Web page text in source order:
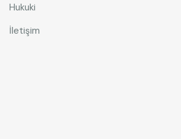
Hukuki
İletişim